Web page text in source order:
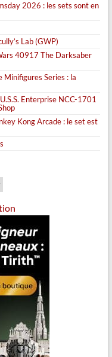
2026 : les sets sont en
Lab (GWP)
40917 The Darksaber
Series : la
Enterprise NCC-1701
Kong Arcade : le set est